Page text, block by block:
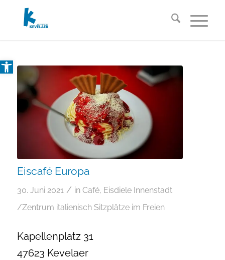
Open toolbar
Eiscafé Europa
30. Juni 2021 / in Café, Eisdiele Innenstadt
/Zentrum italienisch Sitzplätze im Freien
Kapellenplatz 31
47623 Kevelaer